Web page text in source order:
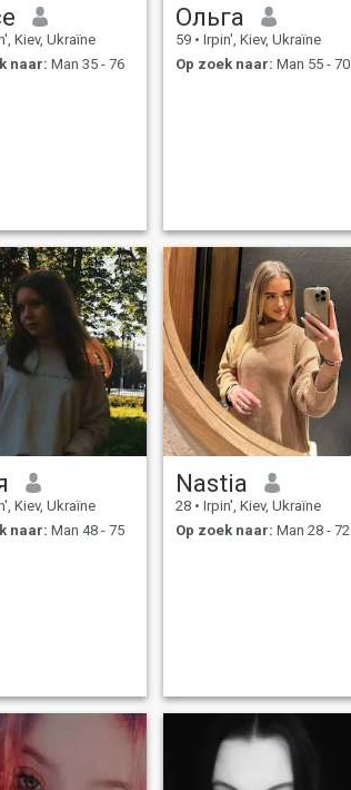
Kiev, Ukraïne
naar: Man 35 - 76
Oльга
59 • Irpin', Kiev, Ukraïne
Op zoek naar: Man 55 - 70
Kiev, Ukraïne
naar: Man 48 - 75
Nastia
28 • Irpin', Kiev, Ukraïne
Op zoek naar: Man 28 - 72